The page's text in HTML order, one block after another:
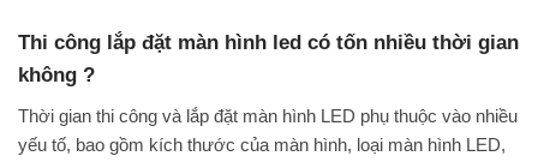
Thi công lắp đặt màn hình led có tốn nhiều thời gian
không ?
Thời gian thi công và lắp đặt màn hình LED phụ thuộc vào nhiều
yếu tố, bao gồm kích thước của màn hình, loại màn hình LED,